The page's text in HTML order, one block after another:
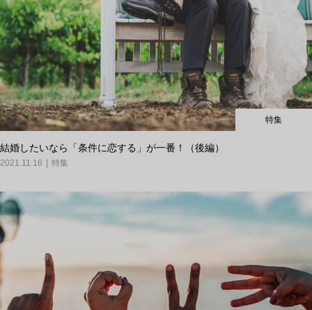
特集
結婚したいなら「条件に恋する」が一番！（後編）
2021.11.16 特集